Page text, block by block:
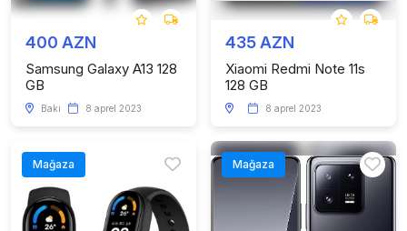
400 AZN
Samsung Galaxy A13 128
GB
Bakı 8 aprel 2023
435 AZN
Xiaomi Redmi Note 11s
128 GB
8 aprel 2023
Mağaza Mağaza